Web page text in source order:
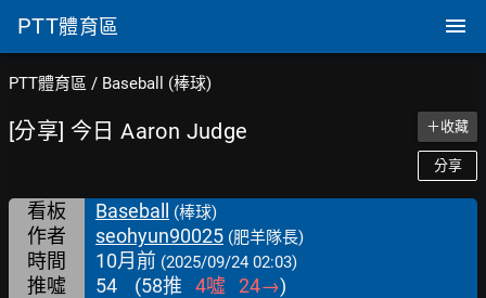
PTT體育區
PTT體育區 / Baseball (棒球)
[分享] 今日 Aaron Judge ＋收藏
分享
看板 Baseball (棒球)
作者 seohyun90025 (肥羊隊長)
時間 10月前 (2025/09/24 02:03)
推噓 54 (58推 4噓 24→)